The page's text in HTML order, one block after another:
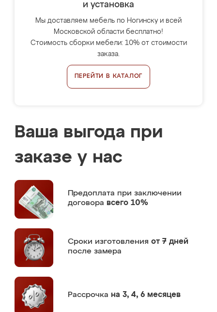
и установка
Мы доставляем мебель по Ногинску и всей
Московской области бесплатно!
Стоимость сборки мебели: 10% от стоимости
заказа.
ПЕРЕЙТИ В КАТАЛОГ
Ваша выгода при
заказе у нас
Предоплата при заключении
договора всего 10%
Сроки изготовления от 7 дней
после замера
Рассрочка на 3, 4, 6 месяцев